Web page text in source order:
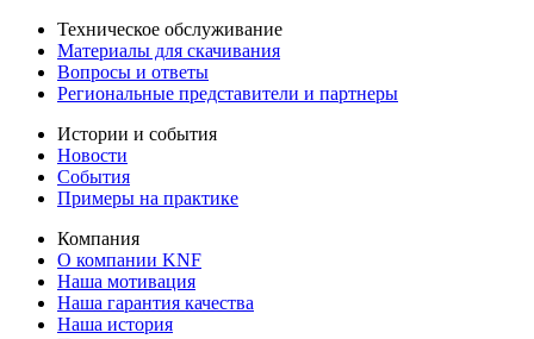
Техническое обслуживание
Материалы для скачивания
Вопросы и ответы
Региональные представители и партнеры
Истории и события
Новости
События
Примеры на практике
Компания
О компании KNF
Наша мотивация
Наша гарантия качества
Наша история